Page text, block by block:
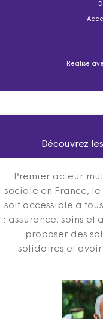
Réalisé
Découvrez
Premier acteur
sociale en France,
soit accessible à
: assurance, soins et
proposer des
solidaires et